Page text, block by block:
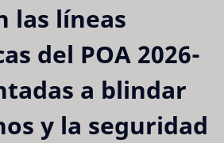
las líneas
del POA 2026-
a blindar
y la seguridad